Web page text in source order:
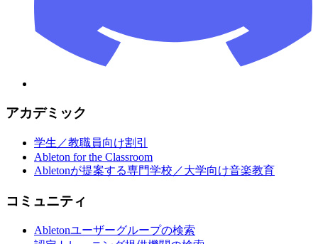
アカデミック
学生／教職員向け割引
Ableton for the Classroom
Abletonが提案する専門学校／大学向け音楽教育
コミュニティ
Abletonユーザーグループの検索